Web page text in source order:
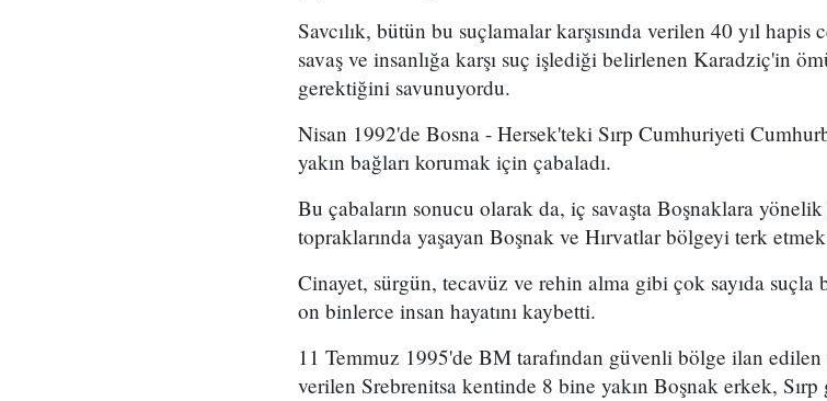
Savcılık, bütün bu suçlamalar karşısında verilen 40 yıl hapis
savaş ve insanlığa karşı suç işlediği belirlenen Karadziç'in
gerektiğini savunuyordu.
Nisan 1992'de Bosna - Hersek'teki Sırp Cumhuriyeti
yakın bağları korumak için çabaladı.
Bu çabaların sonucu olarak da, iç savaşta Boşnaklara
topraklarında yaşayan Boşnak ve Hırvatlar bölgeyi terk
Cinayet, sürgün, tecavüz ve rehin alma gibi çok sayıda
on binlerce insan hayatını kaybetti.
11 Temmuz 1995'de BM tarafından güvenli bölge ilan
verilen Srebrenitsa kentinde 8 bine yakın Boşnak erkek,